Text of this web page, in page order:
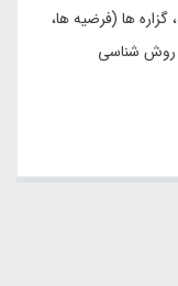
ها (فرضیه ها،
روش شناسی